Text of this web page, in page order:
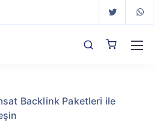
Backlink Paketleri ile